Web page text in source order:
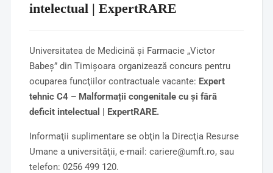
intelectual | ExpertRARE
Universitatea de Medicină şi Farmacie „Victor
Babeş” din Timişoara organizează concurs pentru
ocuparea funcţiilor contractuale vacante: Expert
tehnic C4 – Malformații congenitale cu și fără
deficit intelectual | ExpertRARE.
Informaţii suplimentare se obţin la Direcţia Resurse
Umane a universităţii, e-mail: cariere@umft.ro, sau
telefon: 0256 499 120.